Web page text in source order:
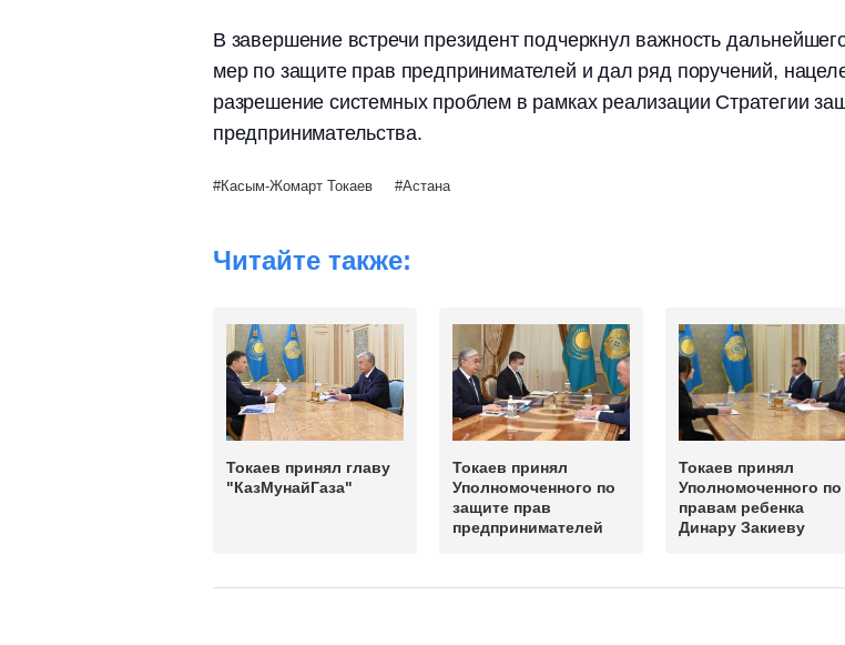
В завершение встречи президент подчеркнул важность
мер по защите прав предпринимателей и дал ряд поручений,
разрешение системных проблем в рамках реализации Стратегии
предпринимательства.
Касым-Жомарт Токаев Астана
Читайте также:
Токаев принял главу
"КазМунайГаза"
Токаев принял
Уполномоченного по
защите прав
предпринимателей
Токаев принял
Уполномоченного по
правам ребенка
Динару Закиеву